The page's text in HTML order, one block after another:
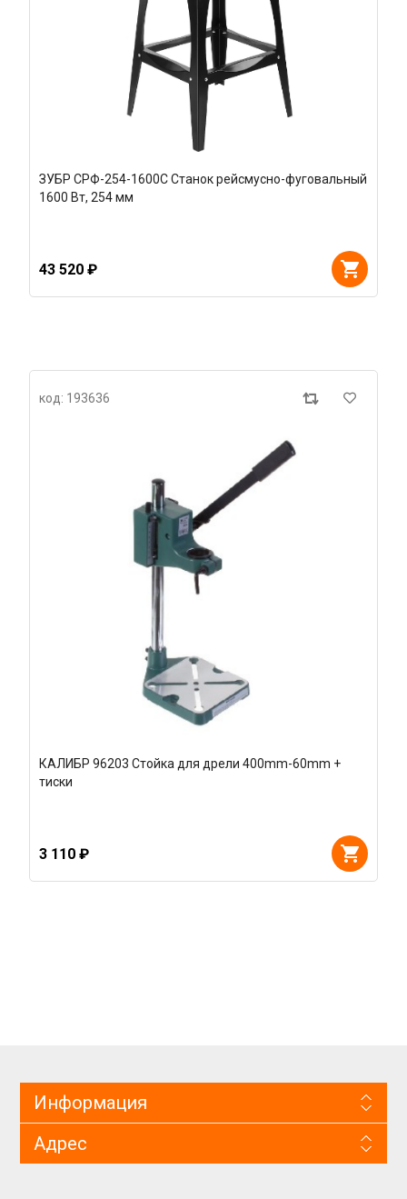
ЗУБР СРФ-254-1600С Станок рейсмусно-фуговальный
1600 Вт, 254 мм
43 520 ₽
код: 193636
КАЛИБР 96203 Стойка для дрели 400mm-60mm +
тиски
3 110 ₽
Информация
Адрес